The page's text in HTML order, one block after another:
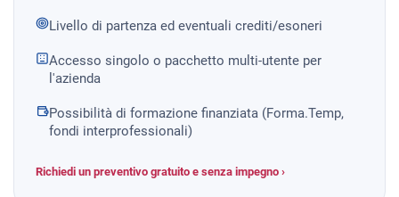
Livello di partenza ed eventuali crediti/esoneri
Accesso singolo o pacchetto multi-utente per
l'azienda
Possibilità di formazione finanziata (Forma.Temp,
fondi interprofessionali)
Richiedi un preventivo gratuito e senza impegno ›